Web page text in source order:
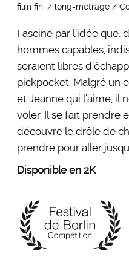
film fini / long-métrage /
Fasciné par l’idée que,
hommes capables,
seraient libres
pickpocket. Malgré un
et Jeanne qui l’aime, il
voler. Il se fait prendre
découvre le drôle de
prendre pour aller
Disponible en 2K